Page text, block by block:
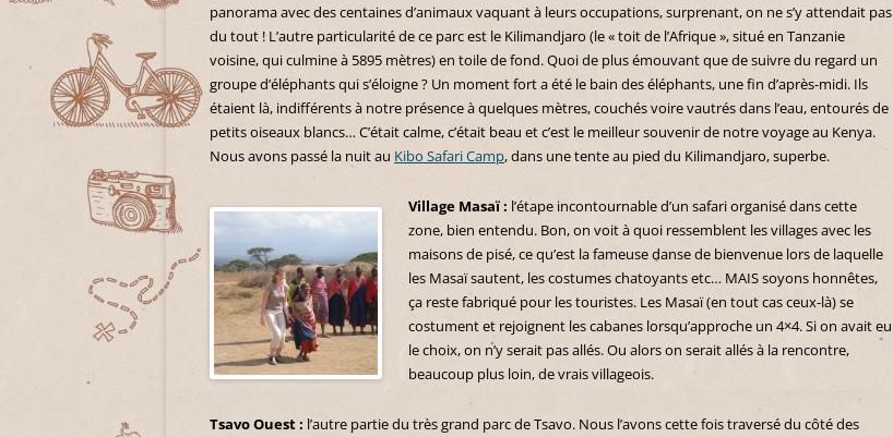
panorama avec des centaines d’animaux vaquant à leurs occupations, surprenant, on ne s’y attendait pas
du tout ! L’autre particularité de ce parc est le Kilimandjaro (le « toit de l’Afrique », situé en Tanzanie
voisine, qui culmine à 5895 mètres) en toile de fond. Quoi de plus émouvant que de suivre du regard un
groupe d’éléphants qui s’éloigne ? Un moment fort a été le bain des éléphants, une fin d’après-midi. Ils
étaient là, indifférents à notre présence à quelques mètres, couchés voire vautrés dans l’eau, entourés de
petits oiseaux blancs… C’était calme, c’était beau et c’est le meilleur souvenir de notre voyage au Kenya.
Nous avons passé la nuit au Kibo Safari Camp, dans une tente au pied du Kilimandjaro, superbe.
Village Masaï : l’étape incontournable d’un safari organisé dans cette
zone, bien entendu. Bon, on voit à quoi ressemblent les villages avec les
maisons de pisé, ce qu’est la fameuse danse de bienvenue lors de laquelle
les Masaï sautent, les costumes chatoyants etc… MAIS soyons honnêtes,
ça reste fabriqué pour les touristes. Les Masaï (en tout cas ceux-là) se
costument et rejoignent les cabanes lorsqu’approche un 4×4. Si on avait eu
le choix, on n’y serait pas allés. Ou alors on serait allés à la rencontre,
beaucoup plus loin, de vrais villageois.
Tsavo Ouest : l’autre partie du très grand parc de Tsavo. Nous l’avons cette fois traversé du côté des